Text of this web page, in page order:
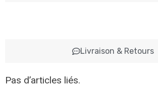
Livraison & Retours
Pas d’articles liés.